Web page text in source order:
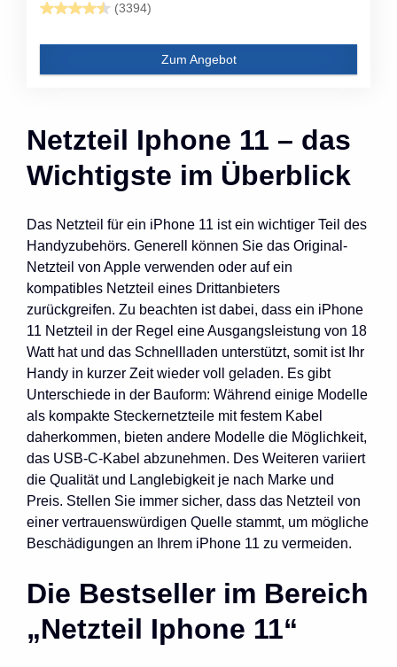
(3394)
Zum Angebot
Netzteil Iphone 11 – das
Wichtigste im Überblick
Das Netzteil für ein iPhone 11 ist ein wichtiger Teil des
Handyzubehörs. Generell können Sie das Original-
Netzteil von Apple verwenden oder auf ein
kompatibles Netzteil eines Drittanbieters
zurückgreifen. Zu beachten ist dabei, dass ein iPhone
11 Netzteil in der Regel eine Ausgangsleistung von 18
Watt hat und das Schnellladen unterstützt, somit ist Ihr
Handy in kurzer Zeit wieder voll geladen. Es gibt
Unterschiede in der Bauform: Während einige Modelle
als kompakte Steckernetzteile mit festem Kabel
daherkommen, bieten andere Modelle die Möglichkeit,
das USB-C-Kabel abzunehmen. Des Weiteren variiert
die Qualität und Langlebigkeit je nach Marke und
Preis. Stellen Sie immer sicher, dass das Netzteil von
einer vertrauenswürdigen Quelle stammt, um mögliche
Beschädigungen an Ihrem iPhone 11 zu vermeiden.
Die Bestseller im Bereich
„Netzteil Iphone 11“